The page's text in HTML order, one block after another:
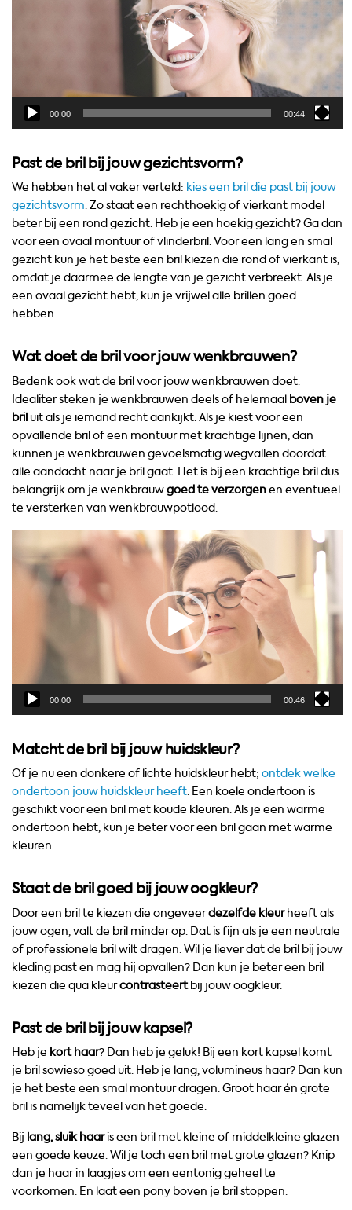
00:00 00:44
Past de bril bij jouw gezichtsvorm?
We hebben het al vaker verteld: kies een bril die past bij jouw
gezichtsvorm. Zo staat een rechthoekig of vierkant model
beter bij een rond gezicht. Heb je een hoekig gezicht? Ga dan
voor een ovaal montuur of vlinderbril. Voor een lang en smal
gezicht kun je het beste een bril kiezen die rond of vierkant is,
omdat je daarmee de lengte van je gezicht verbreekt. Als je
een ovaal gezicht hebt, kun je vrijwel alle brillen goed
hebben.
Wat doet de bril voor jouw wenkbrauwen?
Bedenk ook wat de bril voor jouw wenkbrauwen doet.
Idealiter steken je wenkbrauwen deels of helemaal boven je
bril uit als je iemand recht aankijkt. Als je kiest voor een
opvallende bril of een montuur met krachtige lijnen, dan
kunnen je wenkbrauwen gevoelsmatig wegvallen doordat
alle aandacht naar je bril gaat. Het is bij een krachtige bril dus
belangrijk om je wenkbrauwgoed te verzorgenen eventueel
te versterken van wenkbrauwpotlood.
00:00 00:46
Matcht de bril bij jouw huidskleur?
Of je nu een donkere of lichte huidskleur hebt; ontdek welke
ondertoon jouw huidskleur heeft. Een koele ondertoon is
geschikt voor een bril met koude kleuren. Als je een warme
ondertoon hebt, kun je beter voor een bril gaan met warme
kleuren.
Staat de bril goed bij jouw oogkleur?
Door een bril te kiezen die ongeveerdezelfde kleurheeft als
jouw ogen, valt de bril minder op. Dat is fijn als je een neutrale
of professionele bril wilt dragen. Wil je liever dat de bril bij jouw
kleding past en mag hij opvallen? Dan kun je beter een bril
kiezen die qua kleurcontrasteertbij jouw oogkleur.
Past de bril bij jouw kapsel?
Heb je kort haar? Dan heb je geluk! Bij een kort kapsel komt
je bril sowieso goed uit. Heb je lang, volumineus haar? Dan kun
je het beste een smal montuur dragen. Groot haar én grote
bril is namelijk teveel van het goede.
Bij lang, sluik haaris een bril met kleine of middelkleine glazen
een goede keuze. Wil je toch een bril met grote glazen? Knip
dan je haar in laagjes om een eentonig geheel te
voorkomen. En laat een pony boven je bril stoppen.